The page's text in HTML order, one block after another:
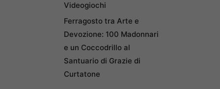
Videogiochi
Ferragosto tra Arte e
Devozione: 100 Madonnari
e un Coccodrillo al
Santuario di Grazie di
Curtatone